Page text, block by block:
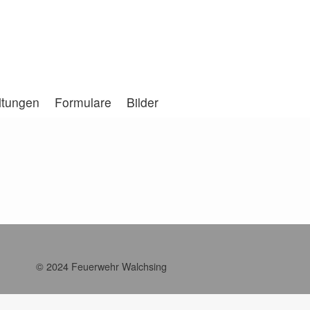
Formulare Bilder
© 2024 Feuerwehr Walchsing